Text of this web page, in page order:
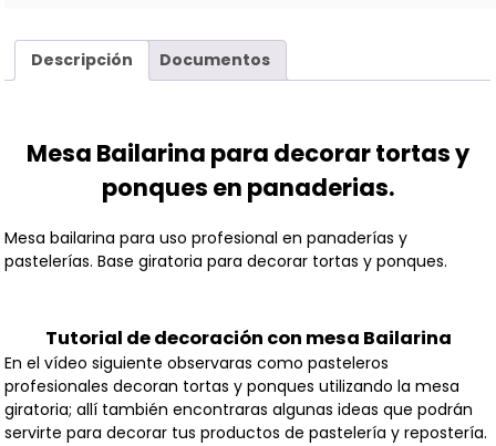
Descripción Documentos
Mesa Bailarina para decorar tortas y
ponques en panaderias.
Mesa bailarina para uso profesional en panaderías y
pastelerías. Base giratoria para decorar tortas y ponques.
Tutorial de decoración con mesa Bailarina
En el vídeo siguiente observaras como pasteleros
profesionales decoran tortas y ponques utilizando la mesa
giratoria; allí también encontraras algunas ideas que podrán
servirte para decorar tus productos de pastelería y repostería.